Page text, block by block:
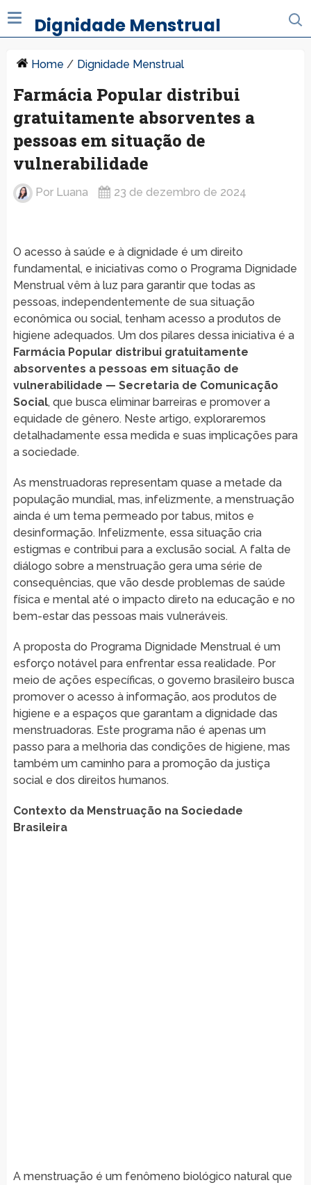
Dignidade Menstrual
Home / Dignidade Menstrual
Farmácia Popular distribui
gratuitamente absorventes a
pessoas em situação de
vulnerabilidade
Por Luana 23 de dezembro de 2024
O acesso à saúde e à dignidade é um direito
fundamental, e iniciativas como o Programa Dignidade
Menstrual vêm à luz para garantir que todas as
pessoas, independentemente de sua situação
econômica ou social, tenham acesso a produtos de
higiene adequados. Um dos pilares dessa iniciativa é a
Farmácia Popular distribui gratuitamente
absorventes a pessoas em situação de
vulnerabilidade — Secretaria de Comunicação
Social, que busca eliminar barreiras e promover a
equidade de gênero. Neste artigo, exploraremos
detalhadamente essa medida e suas implicações para
a sociedade.
As menstruadoras representam quase a metade da
população mundial, mas, infelizmente, a menstruação
ainda é um tema permeado por tabus, mitos e
desinformação. Infelizmente, essa situação cria
estigmas e contribui para a exclusão social. A falta de
diálogo sobre a menstruação gera uma série de
consequências, que vão desde problemas de saúde
física e mental até o impacto direto na educação e no
bem-estar das pessoas mais vulneráveis.
A proposta do Programa Dignidade Menstrual é um
esforço notável para enfrentar essa realidade. Por
meio de ações específicas, o governo brasileiro busca
promover o acesso à informação, aos produtos de
higiene e a espaços que garantam a dignidade das
menstruadoras. Este programa não é apenas um
passo para a melhoria das condições de higiene, mas
também um caminho para a promoção da justiça
social e dos direitos humanos.
Contexto da Menstruação na Sociedade
Brasileira
A menstruação é um fenômeno biológico natural que